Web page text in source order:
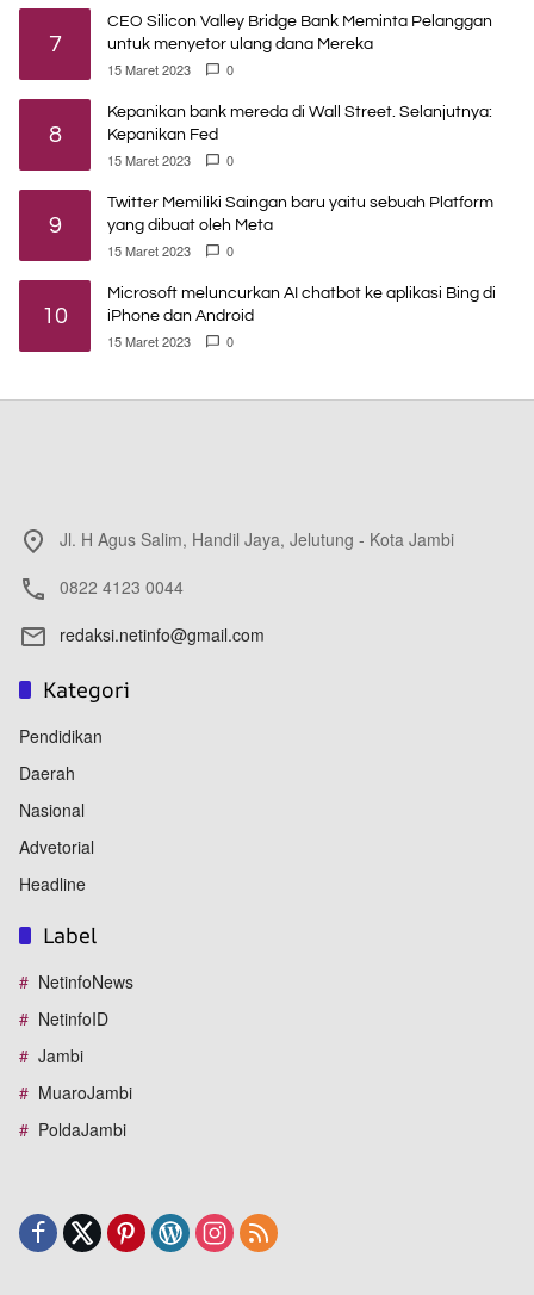
7
CEO Silicon Valley Bridge Bank Meminta Pelanggan
untuk menyetor ulang dana Mereka
15 Maret 2023 0
8
Kepanikan bank mereda di Wall Street. Selanjutnya:
Kepanikan Fed
15 Maret 2023 0
9
Twitter Memiliki Saingan baru yaitu sebuah Platform
yang dibuat oleh Meta
15 Maret 2023 0
10
Microsoft meluncurkan AI chatbot ke aplikasi Bing di
iPhone dan Android
15 Maret 2023 0
Jl. H Agus Salim, Handil Jaya, Jelutung - Kota Jambi
0822 4123 0044
redaksi.netinfo@gmail.com
Kategori
Pendidikan
Daerah
Nasional
Advetorial
Headline
Label
NetinfoNews
NetinfoID
Jambi
MuaroJambi
PoldaJambi